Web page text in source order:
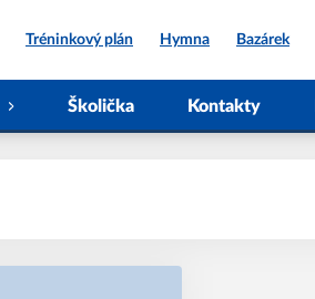
Tréninkový plán Hymna Bazárek
Školička Kontakty